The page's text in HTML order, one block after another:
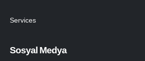
Services
Sosyal Medya